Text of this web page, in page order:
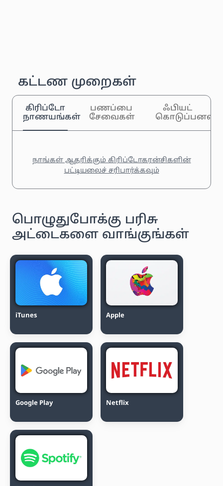
கட்டண முறைகள்
கிரிப்டோ
நாணயங்கள்
பணப்பை
சேவைகள்
ஃபியட்
நாங்கள் ஆதரிக்கும் கிரிப்டோகரன்சிகளின்
பட்டியலைச் சரிபார்க்கவும்
பொழுதுபோக்கு பரிசு
அட்டைகளை வாங்குங்கள்
iTunes Apple
Google Play Netflix